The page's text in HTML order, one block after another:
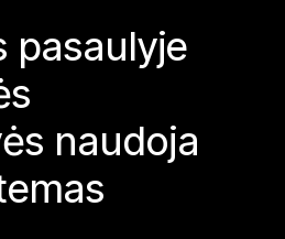
pasaulyje
naudoja